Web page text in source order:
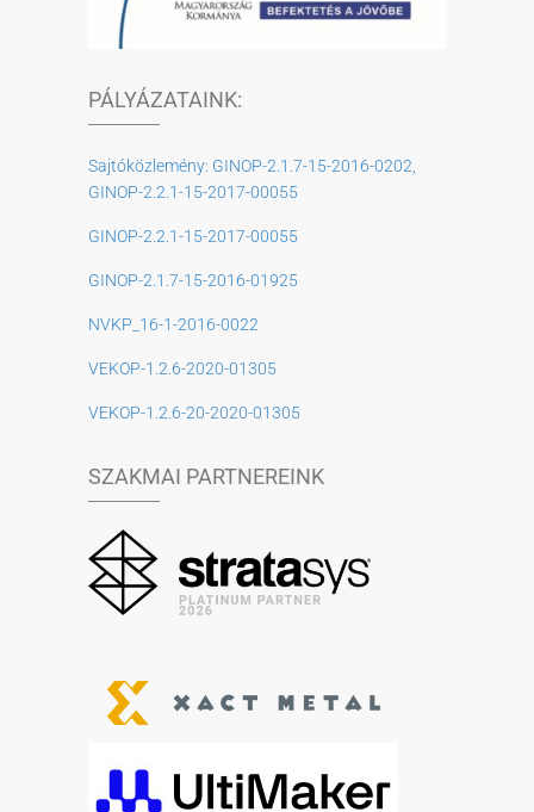
PÁLYÁZATAINK:
Sajtóközlemény: GINOP-2.1.7-15-2016-0202,
GINOP-2.2.1-15-2017-00055
GINOP-2.2.1-15-2017-00055
GINOP-2.1.7-15-2016-01925
NVKP_16-1-2016-0022
VEKOP-1.2.6-2020-01305
VEKOP-1.2.6-20-2020-01305
SZAKMAI PARTNEREINK